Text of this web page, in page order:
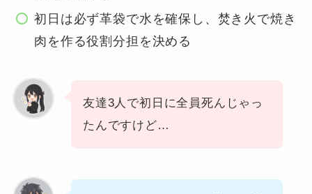
初日は必ず革袋で水を確保し、焚き火で焼き
肉を作る役割分担を決める
友達3人で初日に全員死んじゃっ
たんですけど…